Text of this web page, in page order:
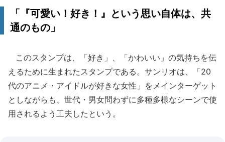
「『可愛い！好き！』という思い自体は、共
通のもの」
このスタンプは、「好き」、「かわいい」の気持ちを伝
えるために生まれたスタンプである。サンリオは、「20
代のアニメ・アイドルが好きな女性」をメインターゲット
としながらも、世代・男女問わずに多種多様なシーンで使
用されるよう工夫したという。